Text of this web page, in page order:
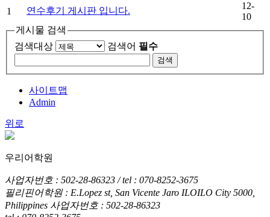
1
연수후기 게시판 입니다.
12-
10
게시물 검색
검색대상
검색어 필수
검색
사이트맵
Admin
위로
우리어학원
사업자번호 : 502-28-86323 / tel : 070-8252-3675
필리핀어학원 : E.Lopez st, San Vicente Jaro ILOILO City 5000,
Philippines 사업자번호 : 502-28-86323